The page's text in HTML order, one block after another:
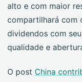
alto e com maior
compartilhará com
dividendos com
qualidade e
O post China